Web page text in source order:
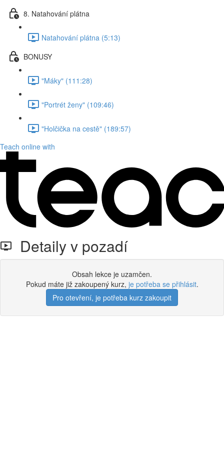
8. Natahování plátna
Natahování plátna (5:13)
BONUSY
"Máky" (111:28)
"Portrét ženy" (109:46)
"Holčička na cestě" (189:57)
Teach online with
Detaily v pozadí
Obsah lekce je uzamčen.
Pokud máte již zakoupený kurz, je potřeba se přihlásit.
Pro otevření, je potřeba kurz zakoupit